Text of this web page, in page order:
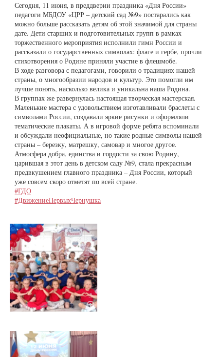
Сегодня, 11 июня, в преддверии праздника «Дня России»
педагоги МБДОУ «ЦРР – детский сад №9» постарались как
можно больше рассказать детям об этой значимой для страны
дате. Дети старших и подготовительных групп в рамках
торжественного мероприятия исполнили гимн России и
рассказали о государственных символах: флаге и гербе, прочли
стихотворения о Родине приняли участие в флешмобе.
В ходе разговора с педагогами, говорили о традициях нашей
страны, о многообразии народов и культур. Это помогли им
лучше понять, насколько велика и уникальна наша Родина.
В группах же развернулась настоящая творческая мастерская.
Маленькие мастера с удовольствием изготавливали браслеты с
символами России, создавали яркие рисунки и оформляли
тематические плакаты. А в игровой форме ребята вспоминали
и обсуждали неофициальные, но такие родные символы нашей
страны – березку, матрешку, самовар и многое другое.
Атмосфера добра, единства и гордости за свою Родину,
царившая в этот день в детском саду №9, стала прекрасным
предвкушением главного праздника – Дня России, который
уже совсем скоро отметят по всей стране.
#ГДО
#ДвижениеПервыхЧернушка